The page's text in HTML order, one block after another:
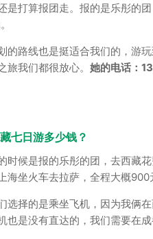
是打算报团走。报的是乐彤的
的路线也是挺适合我们的，游
旅我们都很放心。 她的电话：
七日游多少钱？
时候是报的乐彤的团，去西藏
海坐火车去拉萨，全程大概
选择的是乘坐飞机，因为我俩
也是没有直达的，我们需要在